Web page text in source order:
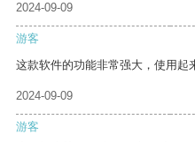
2024-09-09
游客
这款软件的功能非常强大，使用起
2024-09-09
游客